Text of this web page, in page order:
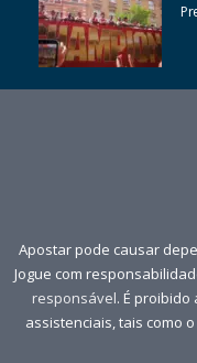
Apostar pode causar
Jogue com
responsável. É
assistenciais, tais como